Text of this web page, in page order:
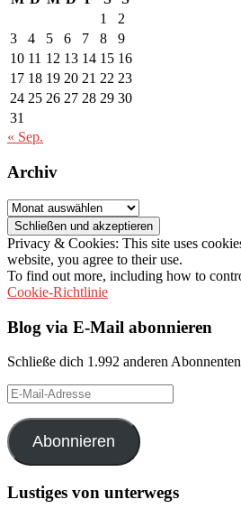
1
2
3
4 5 6 7 8
9
10 11 12 13 14 15 16
17 18 19 20 21 22 23
24 25 26 27 28 29 30
31
« Sep.
Archiv
Archiv
Privacy & Cookies: This site uses
website, you agree to their use.
To find out more, including how to
Cookie-Richtlinie
Blog via E-Mail abonnieren
Schließe dich 1.992 anderen
E-
Mail-
Adresse
Abonnieren
Lustiges von unterwegs